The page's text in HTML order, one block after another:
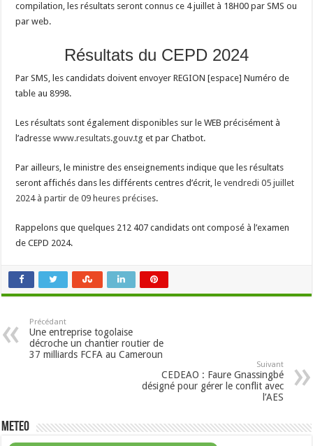
compilation, les résultats seront connus ce 4 juillet à 18H00 par SMS ou
par web.
Résultats du CEPD 2024
Par SMS, les candidats doivent envoyer REGION [espace] Numéro de
table au 8998.
Les résultats sont également disponibles sur le WEB précisément à
l’adressewww.resultats.gouv.tg et par Chatbot.
Par ailleurs, le ministre des enseignements indique que les résultats
seront affichés dans les différents centres d’écrit, le vendredi 05 juillet
2024 à partir de 09 heures précises.
Rappelons que quelques 212 407 candidats ont composé à l’examen
de CEPD 2024.
Précédant
Une entreprise togolaise
décroche un chantier routier de
37 milliards FCFA au Cameroun
Suivant
CEDEAO : Faure Gnassingbé
désigné pour gérer le conflit avec
l’AES
METEO